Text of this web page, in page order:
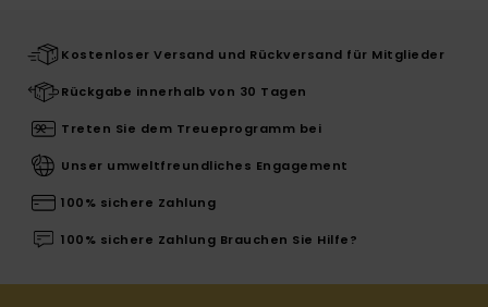
Kostenloser Versand und Rückversand für Mitglieder
Rückgabe innerhalb von 30 Tagen
Treten Sie dem Treueprogramm bei
Unser umweltfreundliches Engagement
100% sichere Zahlung
100% sichere Zahlung Brauchen Sie Hilfe?